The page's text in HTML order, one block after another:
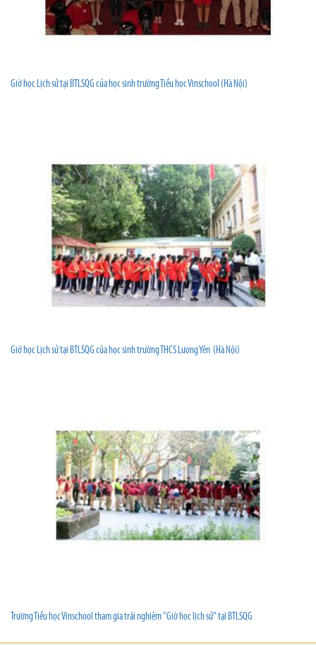
Giờ học Lịch sử tại BTLSQG của học sinh trường Tiểu học Vinschool (Hà Nội)
Giờ học Lịch sử tại BTLSQG của học sinh trường THCS Lương Yên (Hà Nội)
Trường Tiểu học Vinschool tham gia trải nghiệm "Giờ học lịch sử" tại BTLSQG